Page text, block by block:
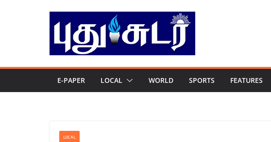
E-PAPER LOCAL WORLD SPORTS FEATURES
LOCAL